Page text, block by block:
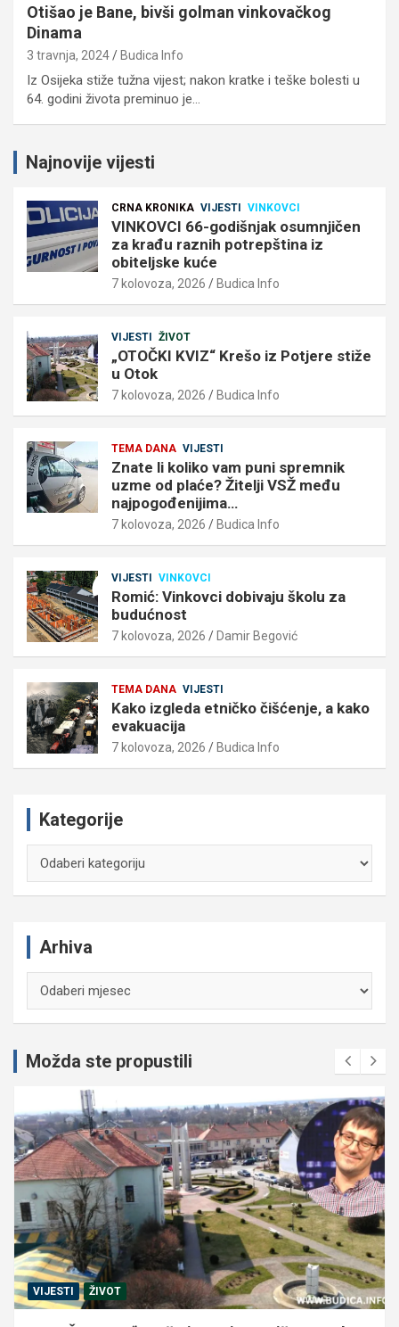
Otišao je Bane, bivši golman vinkovačkog
Dinama
3 travnja, 2024 Budica Info
Iz Osijeka stiže tužna vijest; nakon kratke i teške bolesti u
64. godini života preminuo je…
Najnovije vijesti
CRNA KRONIKA VIJESTI VINKOVCI
VINKOVCI 66-godišnjak osumnjičen
za krađu raznih potrepština iz
obiteljske kuće
7 kolovoza, 2026 Budica Info
VIJESTI ŽIVOT
„OTOČKI KVIZ“ Krešo iz Potjere stiže
u Otok
7 kolovoza, 2026 Budica Info
TEMA DANA VIJESTI
Znate li koliko vam puni spremnik
uzme od plaće? Žitelji VSŽ među
najpogođenijima…
7 kolovoza, 2026 Budica Info
VIJESTI VINKOVCI
Romić: Vinkovci dobivaju školu za
budućnost
7 kolovoza, 2026 Damir Begović
TEMA DANA VIJESTI
Kako izgleda etničko čišćenje, a kako
evakuacija
7 kolovoza, 2026 Budica Info
Kategorije
Arhiva
Možda ste propustili
VIJESTI ŽIVOT